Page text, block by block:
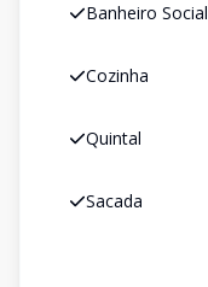
Banheiro Social
Cozinha
Quintal
Sacada